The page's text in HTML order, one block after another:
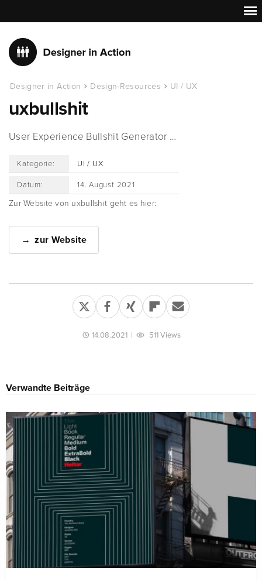
Designer in Action Design-Resources UI / UX
uxbullshit
User Experience Bullshit Generator …
Kategorie: UI / UX
Datum: 14. August 2021
Zur Website von uxbullshit geht es hier:
zur Website
14.08.2021| 511 Views
Verwandte Beiträge